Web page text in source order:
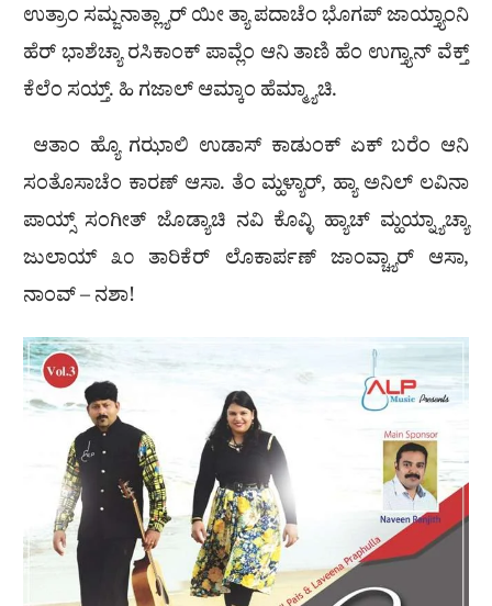
ಉತ್ರಾಂ ಸಮ್ಜನಾತ್ಲ್ಯಾರ್ ಯೀ ತ್ಯಾ ಪದಾಚೆಂ ಭೊಗಪ್ ಜಾಯ್ತ್ಯಾಂನಿ
ಹೆರ್ ಭಾಶೆಚ್ಯಾ ರಸಿಕಾಂಕ್ ಪಾವ್ಲೆಂ ಆನಿ ತಾಣಿ ಹೆಂ ಉಗ್ತ್ಯಾನ್ ವೆಕ್ತ್
ಕೆಲೆಂ ಸಯ್ತ್. ಹಿ ಗಜಾಲ್ ಆಮ್ಕಾಂ ಹೆಮ್ಮ್ಯಾಚಿ.
ಆತಾಂ ಹ್ಯೊ ಗಝಾಲಿ ಉಡಾಸ್ ಕಾಡುಂಕ್ ಏಕ್ ಬರೆಂ ಆನಿ
ಸಂತೊಸಾಚೆಂ ಕಾರಣ್ ಆಸಾ. ತೆಂ ಮ್ಹಳ್ಯಾರ್, ಹ್ಯಾ ಅನಿಲ್ ಲವಿನಾ
ಪಾಯ್ಸ್ ಸಂಗೀತ್ ಜೊಡ್ಯಾಚಿ ನವಿ ಕೊವ್ಳಿ ಹ್ಯಾಚ್ ಮ್ಹಯ್ನ್ಯಾಚ್ಯಾ
ಜುಲಾಯ್ ೩೦ ತಾರಿಕೆರ್ ಲೊಕಾರ್ಪಣ್ ಜಾಂವ್ಚ್ಯಾರ್ ಆಸಾ,
ನಾಂವ್ – ನಶಾ!